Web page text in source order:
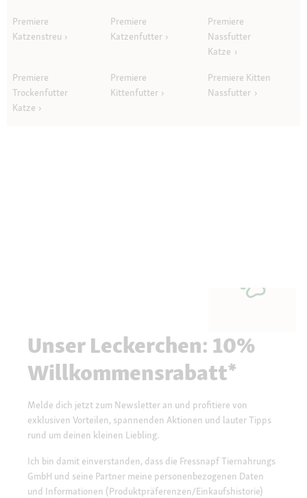
Premiere
Katzenstreu
Premiere
Katzenfutter
Premiere
Nassfutter
Katze
Premiere
Trockenfutter
Katze
Premiere
Kittenfutter
Premiere Kitten
Nassfutter
Unser Leckerchen: 10%
Willkommensrabatt*
Melde dich jetzt zum Newsletter an und profitiere von
exklusiven Vorteilen, spannenden Aktionen und lauter Tipps
rund um deinen kleinen Liebling.
Ich bin damit einverstanden, dass die Fressnapf Tiernahrungs
GmbH und seine Partner meine personenbezogenen Daten
und Informationen (Produktpräferenzen/Einkaufshistorie)